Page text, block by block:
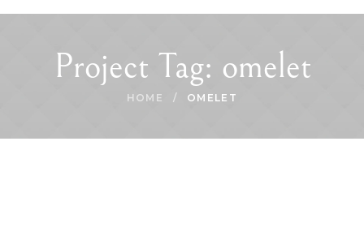
Project Tag: omelet
HOME / OMELET